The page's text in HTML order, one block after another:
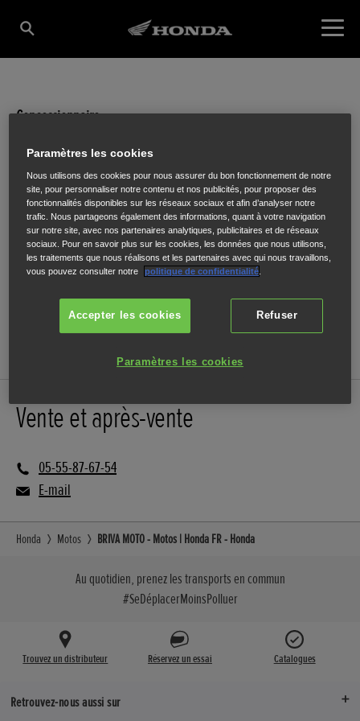
Concessionnaire
BRIVA MOTO
104 AVENUE RIBOT,BRIVE,19100
ITINÉRAIRE
SITE INTERNET
Vente et après-vente
05-55-87-67-54
E-mail
Honda Motos BRIVA MOTO - Motos | Honda FR - Honda
Au quotidien, prenez les transports en commun
#SeDéplacerMoinsPolluer
Trouvez un distributeur Réservez un essai Catalogues
Retrouvez-nous aussi sur
Paramètres les cookies
Nous utilisons des cookies pour nous assurer du bon fonctionnement de notre
site, pour personnaliser notre contenu et nos publicités, pour proposer des
fonctionnalités disponibles sur les réseaux sociaux et afin d’analyser notre
trafic. Nous partageons également des informations, quant à votre navigation
sur notre site, avec nos partenaires analytiques, publicitaires et de réseaux
sociaux. Pour en savoir plus sur les cookies, les données que nous utilisons,
les traitements que nous réalisons et les partenaires avec qui nous travaillons,
vous pouvez consulter notre
politique de confidentialité
Refuser
Accepter les cookies
Paramètres les cookies